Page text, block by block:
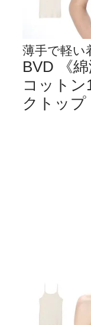
薄手で軽い
BVD 《
コットン
クトップ